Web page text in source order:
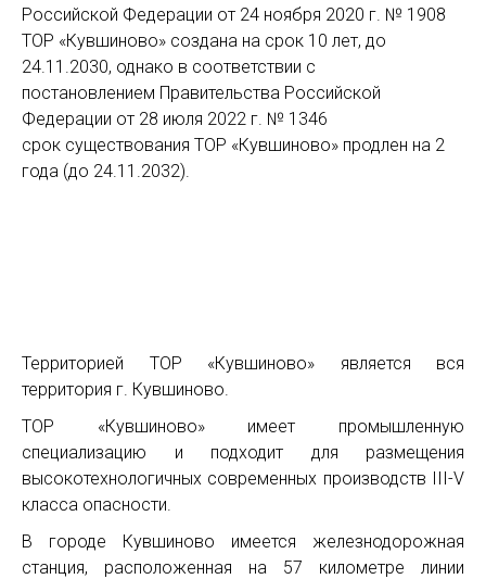
Российской Федерации от 24 ноября 2020 г. № 1908
ТОР «Кувшиново» создана на срок 10 лет, до
24.11.2030, однако в соответствии с
постановлением Правительства Российской
Федерации от 28 июля 2022 г. № 1346
срок существования ТОР «Кувшиново» продлен на 2
года (до 24.11.2032).
Территорией ТОР «Кувшиново» является вся
территория г. Кувшиново.
ТОР «Кувшиново» имеет промышленную
специализацию и подходит для размещения
высокотехнологичных современных производств III-V
класса опасности.
В городе Кувшиново имеется железнодорожная
станция, расположенная на 57 километре линии